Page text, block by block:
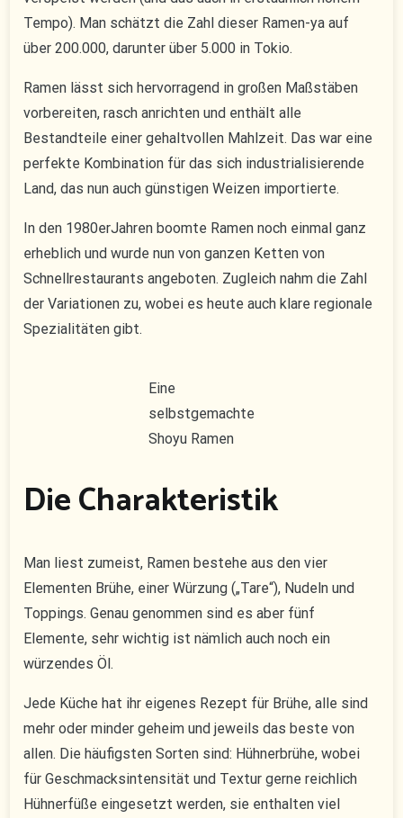
Tempo). Man schätzt die Zahl dieser Ramen-ya auf
über 200.000, darunter über 5.000 in Tokio.
Ramen lässt sich hervorragend in großen Maßstäben
vorbereiten, rasch anrichten und enthält alle
Bestandteile einer gehaltvollen Mahlzeit. Das war eine
perfekte Kombination für das sich industrialisierende
Land, das nun auch günstigen Weizen importierte.
In den 1980erJahren boomte Ramen noch einmal ganz
erheblich und wurde nun von ganzen Ketten von
Schnellrestaurants angeboten. Zugleich nahm die Zahl
der Variationen zu, wobei es heute auch klare regionale
Spezialitäten gibt.
Eine
selbstgemachte
Shoyu Ramen
Die Charakteristik
Man liest zumeist, Ramen bestehe aus den vier
Elementen Brühe, einer Würzung („Tare“), Nudeln und
Toppings. Genau genommen sind es aber fünf
Elemente, sehr wichtig ist nämlich auch noch ein
würzendes Öl.
Jede Küche hat ihr eigenes Rezept für Brühe, alle sind
mehr oder minder geheim und jeweils das beste von
allen. Die häufigsten Sorten sind: Hühnerbrühe, wobei
für Geschmacksintensität und Textur gerne reichlich
Hühnerfüße eingesetzt werden, sie enthalten viel